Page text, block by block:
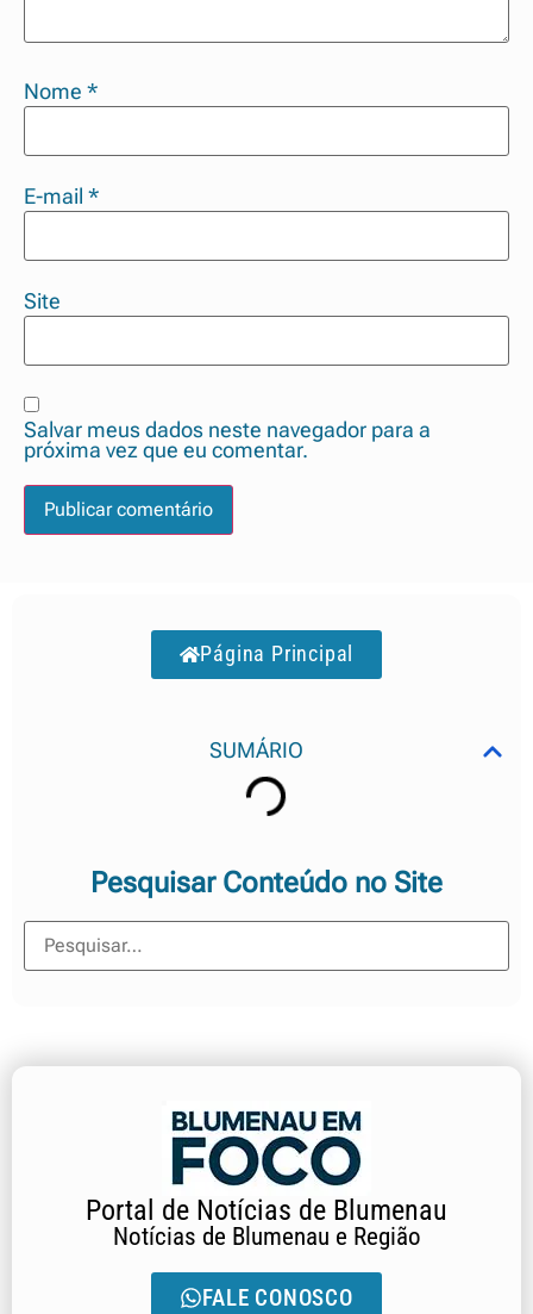
Nome *
E-mail *
Site
Salvar meus dados neste navegador para a
próxima vez que eu comentar.
Página Principal
SUMÁRIO
Pesquisar Conteúdo no Site
Portal de Notícias de Blumenau
Notícias de Blumenau e Região
FALE CONOSCO